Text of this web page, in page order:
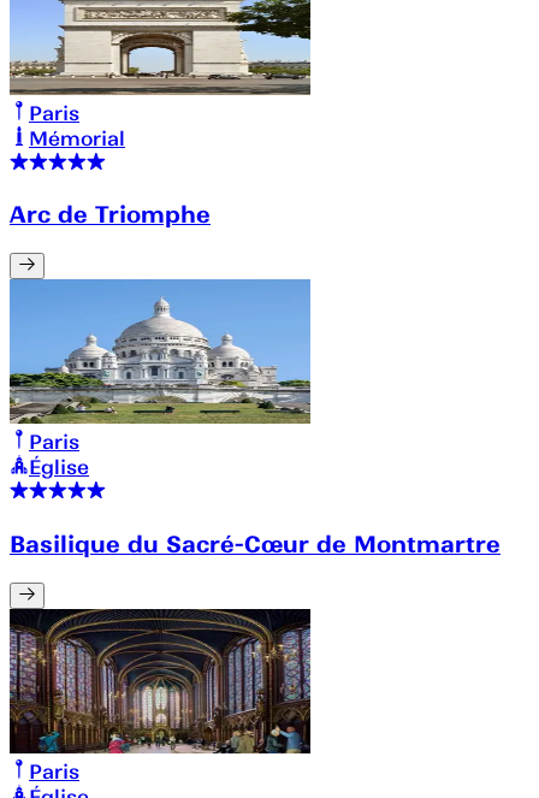
Paris
Mémorial
Arc de Triomphe
Paris
Église
Basilique du Sacré-Cœur de Montmartre
Paris